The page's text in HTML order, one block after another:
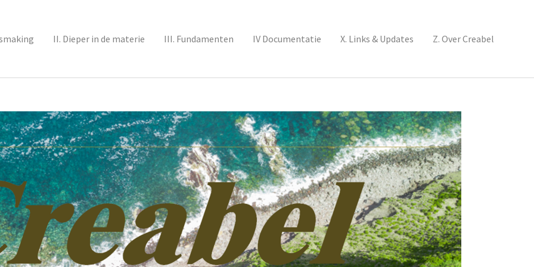
II. Dieper in de materie III. Fundamenten IV Documentatie X. Links & Updates Z. Over Creabel